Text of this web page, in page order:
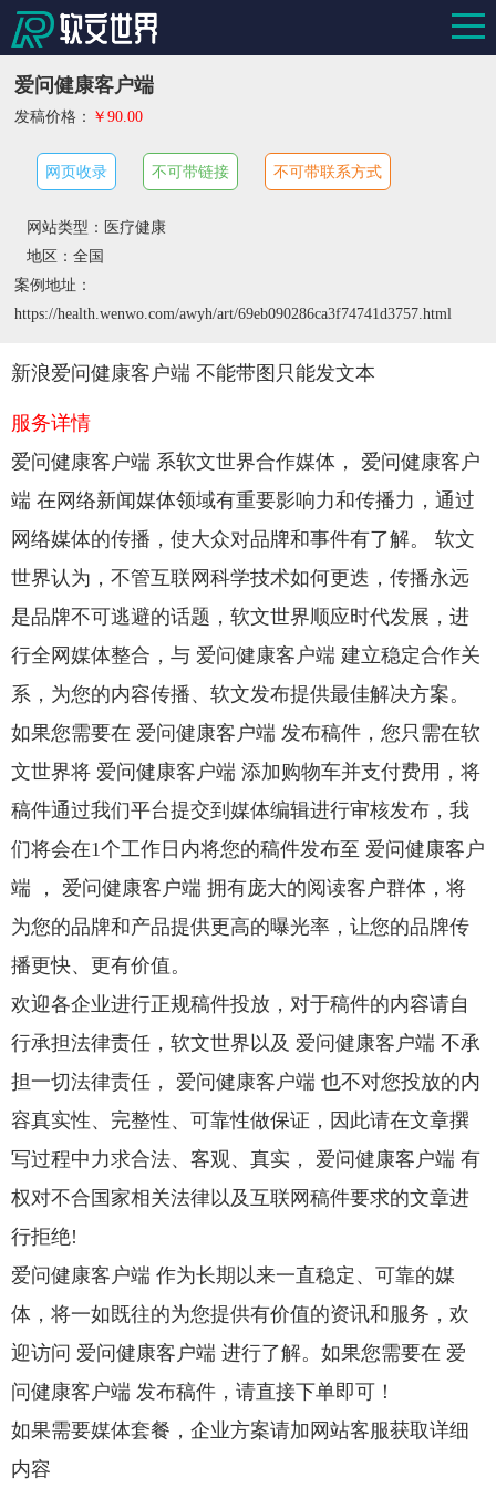
爱问健康客户端
发稿价格： ￥90.00
网页收录 不可带链接 不可带联系方式
网站类型：医疗健康
地区：全国
案例地址：
https://health.wenwo.com/awyh/art/69eb090286ca3f74741d3757.html
新浪爱问健康客户端 不能带图只能发文本
服务详情
爱问健康客户端 系软文世界合作媒体， 爱问健康客户
端 在网络新闻媒体领域有重要影响力和传播力，通过
网络媒体的传播，使大众对品牌和事件有了解。 软文
世界认为，不管互联网科学技术如何更迭，传播永远
是品牌不可逃避的话题，软文世界顺应时代发展，进
行全网媒体整合，与 爱问健康客户端 建立稳定合作关
系，为您的内容传播、软文发布提供最佳解决方案。
如果您需要在 爱问健康客户端 发布稿件，您只需在软
文世界将 爱问健康客户端 添加购物车并支付费用，将
稿件通过我们平台提交到媒体编辑进行审核发布，我
们将会在1个工作日内将您的稿件发布至 爱问健康客户
端 ， 爱问健康客户端 拥有庞大的阅读客户群体，将
为您的品牌和产品提供更高的曝光率，让您的品牌传
播更快、更有价值。
欢迎各企业进行正规稿件投放，对于稿件的内容请自
行承担法律责任，软文世界以及 爱问健康客户端 不承
担一切法律责任， 爱问健康客户端 也不对您投放的内
容真实性、完整性、可靠性做保证，因此请在文章撰
写过程中力求合法、客观、真实， 爱问健康客户端 有
权对不合国家相关法律以及互联网稿件要求的文章进
行拒绝!
爱问健康客户端 作为长期以来一直稳定、可靠的媒
体，将一如既往的为您提供有价值的资讯和服务，欢
迎访问 爱问健康客户端 进行了解。如果您需要在 爱
问健康客户端 发布稿件，请直接下单即可！
如果需要媒体套餐，企业方案请加网站客服获取详细
内容